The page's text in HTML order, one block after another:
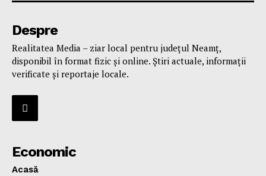
Despre
Realitatea Media – ziar local pentru județul Neamț,
disponibil în format fizic și online. Știri actuale, informații
verificate și reportaje locale.
Economic
Acasă